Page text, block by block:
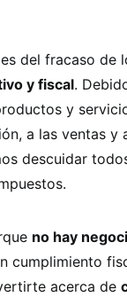
del fracaso de
y fiscal.
y
a las ventas y
descuidar
no hay
cumplimiento
acerca de